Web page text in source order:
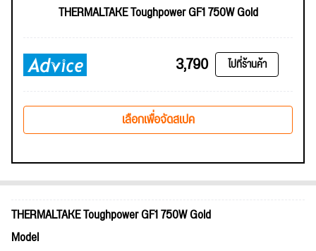
THERMALTAKE Toughpower GF1 750W Gold
3,790 ไปที่ร้านค้า
เลือกเพื่อจัดสเปค
THERMALTAKE Toughpower GF1 750W Gold
Model